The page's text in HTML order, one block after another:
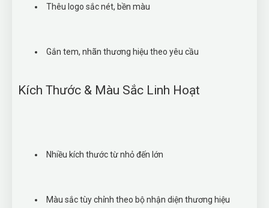
Thêu logo sắc nét, bền màu
Gắn tem, nhãn thương hiệu theo yêu cầu
Kích Thước & Màu Sắc Linh Hoạt
Nhiều kích thước từ nhỏ đến lớn
Màu sắc tùy chỉnh theo bộ nhận diện thương hiệu